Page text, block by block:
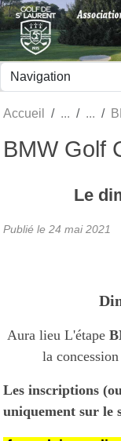
Accueil
BMW Golf
Le
Publié le 24 mai 2021
Aura lieu L'étape
la concession
Les inscriptions
uniquement sur le
Panneau de gestion